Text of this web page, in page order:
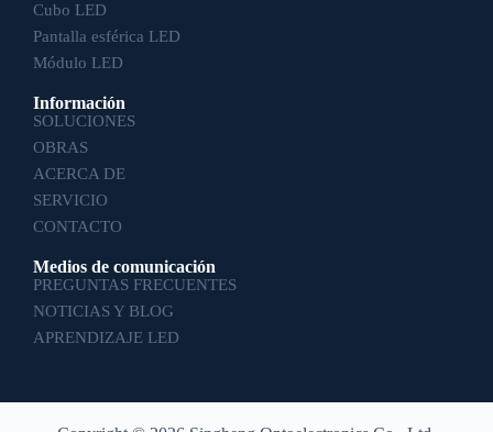
Cubo LED
Pantalla esférica LED
Módulo LED
Información
SOLUCIONES
OBRAS
ACERCA DE
SERVICIO
CONTACTO
Medios de comunicación
PREGUNTAS FRECUENTES
NOTICIAS Y BLOG
APRENDIZAJE LED